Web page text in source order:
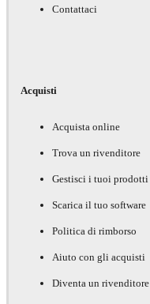
Contattaci
Acquisti
Acquista online
Trova un rivenditore
Gestisci i tuoi prodotti
Scarica il tuo software
Politica di rimborso
Aiuto con gli acquisti
Diventa un rivenditore